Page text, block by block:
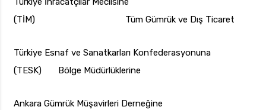
(TİM) Tüm Gümrük ve Dış Ticaret
Türkiye Esnaf ve Sanatkarları Konfederasyonuna
(TESK) Bölge Müdürlüklerine
Ankara Gümrük Müşavirleri Derneğine